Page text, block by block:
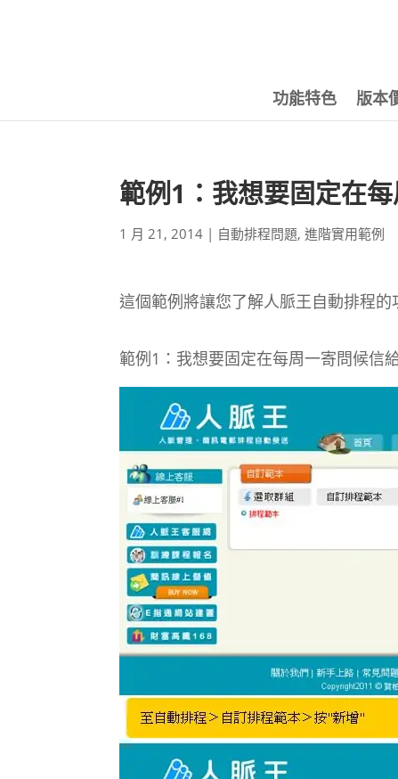
功能特色 版本
範例1：我想要固定在
1 月 21, 2014 | 自動排程問題,進階實用範例
這個範例將讓您了解人脈王自動排程的
範例1：我想要固定在每周一寄問候信